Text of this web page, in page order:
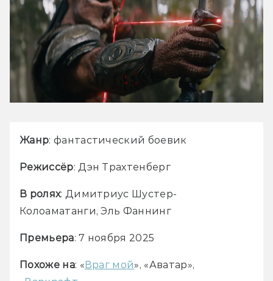
Жанр: фантастический боевик
Режиссёр: Дэн Трахтенберг
В ролях: Димитриус Шустер-
Колоаматанги, Эль Фаннинг
Премьера: 7 ноября 2025
Похоже на: «Враг мой», «Аватар»,